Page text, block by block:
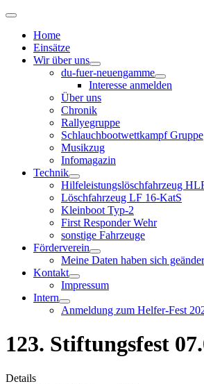
Home
Einsätze
Wir über uns
du-fuer-neuengamme
Interesse anmelden
Über uns
Chronik
Rallyegruppe
Schlauchbootwettkampf Gruppe
Musikzug
Infomagazin
Technik
Hilfeleistungslöschfahrzeug
Löschfahrzeug LF 16-KatS
Kleinboot Typ-2
First Responder Wehr
sonstige Fahrzeuge
Förderverein
Meine Daten haben sich
Kontakt
Impressum
Intern
Anmeldung zum Helfer-Fest
123. Stiftungsfest
Details